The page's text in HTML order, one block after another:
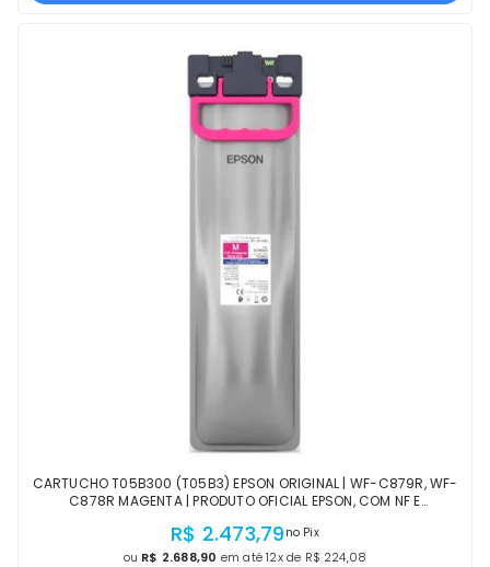
CARTUCHO T05B300 (T05B3) EPSON ORIGINAL | WF-C879R, WF-
C878R MAGENTA | PRODUTO OFICIAL EPSON, COM NF E
R$ 2.473,79 no Pix
ou R$ 2.688,90 em até 12x de R$ 224,08